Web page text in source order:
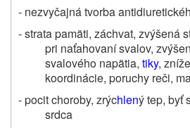
- nezvyčajná tvorba
- strata pamäti, záchvat, zvýšená
pri naťahovaní svalov,
svalového napätia, tiky,
koordinácie, poruchy reči,
- pocit choroby, zrýchlený tep, byť
srdca